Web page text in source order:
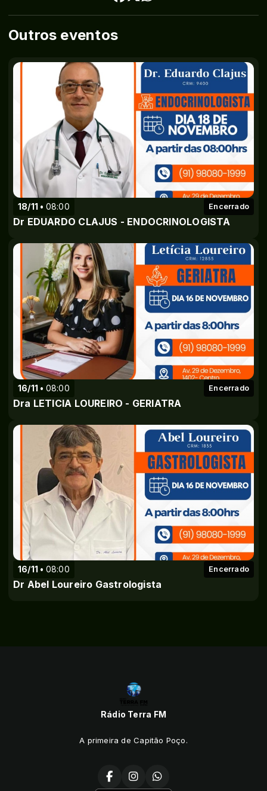
Outros eventos
18/11 08:00 Encerrado
Dr EDUARDO CLAJUS - ENDOCRINOLOGISTA
16/11 08:00 Encerrado
Dra LETICIA LOUREIRO - GERIATRA
16/11 08:00 Encerrado
Dr Abel Loureiro Gastrologista
Rádio Terra FM
A primeira de Capitão Poço.